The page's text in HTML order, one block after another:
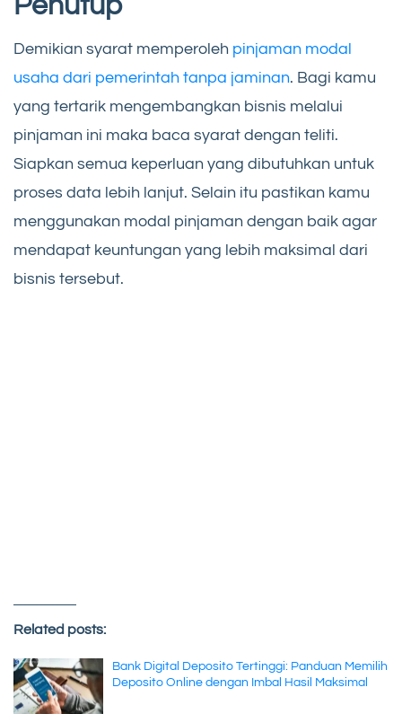
Demikian syarat memperoleh pinjaman modal
usaha dari pemerintah tanpa jaminan. Bagi kamu
yang tertarik mengembangkan bisnis melalui
pinjaman ini maka baca syarat dengan teliti.
Siapkan semua keperluan yang dibutuhkan untuk
proses data lebih lanjut. Selain itu pastikan kamu
menggunakan modal pinjaman dengan baik agar
mendapat keuntungan yang lebih maksimal dari
bisnis tersebut.
Related posts:
Bank Digital Deposito Tertinggi: Panduan Memilih
Deposito Online dengan Imbal Hasil Maksimal